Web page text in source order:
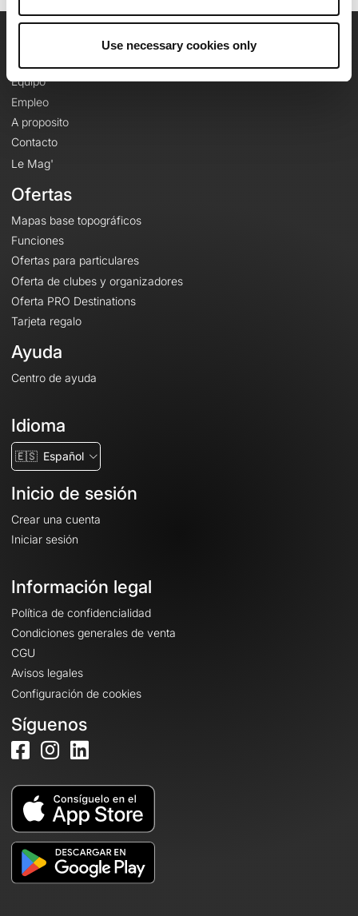
Use necessary cookies only
OpenRunner
Equipo
Empleo
A proposito
Contacto
Le Mag'
Ofertas
Mapas base topográficos
Funciones
Ofertas para particulares
Oferta de clubes y organizadores
Oferta PRO Destinations
Tarjeta regalo
Ayuda
Centro de ayuda
Idioma
🇪🇸 Español
Inicio de sesión
Crear una cuenta
Iniciar sesión
Información legal
Política de confidencialidad
Condiciones generales de venta
CGU
Avisos legales
Configuración de cookies
Síguenos